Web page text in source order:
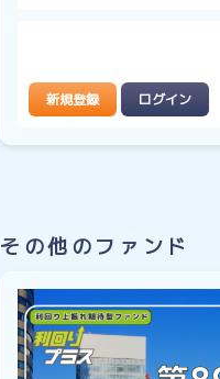
新規登録 ログイン
その他のファンド